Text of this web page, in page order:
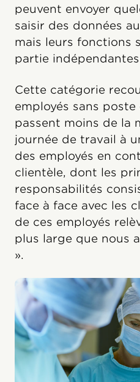
peuvent envoyer
saisir des données
mais leurs fonctions
partie
Cette catégorie
employés sans
passent moins de la
journée de travail à
des employés en
clientèle, dont les
responsabilités
face à face avec les
de ces employés
plus large que nous
».